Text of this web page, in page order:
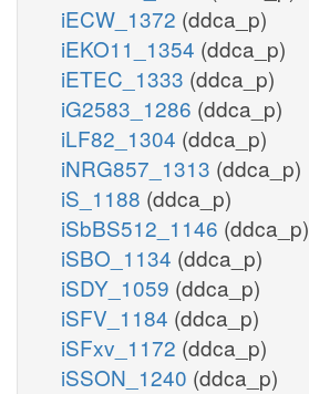
iECW_1372 (ddca_p)
iEKO11_1354 (ddca_p)
iETEC_1333 (ddca_p)
iG2583_1286 (ddca_p)
iLF82_1304 (ddca_p)
iNRG857_1313 (ddca_p)
iS_1188 (ddca_p)
iSbBS512_1146 (ddca_p)
iSBO_1134 (ddca_p)
iSDY_1059 (ddca_p)
iSFV_1184 (ddca_p)
iSFxv_1172 (ddca_p)
iSSON_1240 (ddca_p)